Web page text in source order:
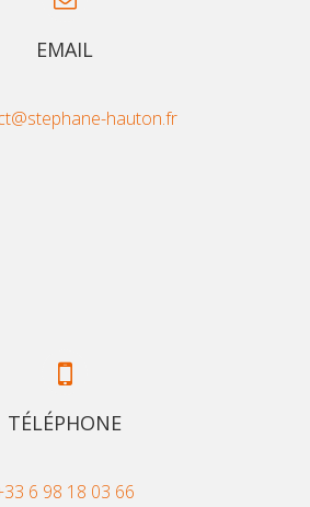
EMAIL
hauton.fr
TÉLÉPHONE
6 98 18 03 66